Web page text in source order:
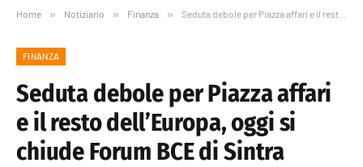
Home » Notiziario » Finanza » Seduta debole per Piazza affari e il resto dell’Europa, oggi si chiude Forum BCE di Sintra
FINANZA
Seduta debole per Piazza affari
e il resto dell’Europa, oggi si
chiude Forum BCE di Sintra